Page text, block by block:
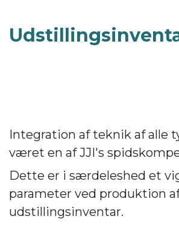
Integration af teknik af alle
været en af JJI's
Dette er i særdeleshed et
parameter ved produktion
udstillingsinventar.